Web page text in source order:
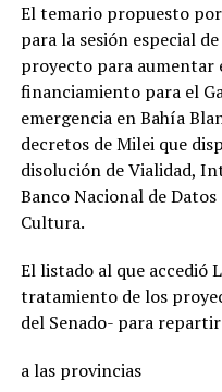
El temario propuesto
para la sesión especial
proyecto para aumentar
financiamiento para el
emergencia en Bahía
decretos de Milei que
disolución de Vialidad,
Banco Nacional de
Cultura.
El listado al que accedió
tratamiento de los
del Senado- para repartir
a las provincias